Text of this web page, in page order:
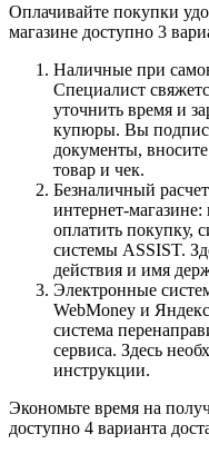
Оплачивайте покупки
магазине доступно 3
Наличные при
Специалист
уточнить время и
купюры. Вы
документы,
товар и чек.
Безналичный
интернет-
оплатить покупку,
системы ASSIST.
действия и имя
Электронные
WebMoney и
система
сервиса. Здесь
инструкции.
Экономьте время на
доступно 4 варианта